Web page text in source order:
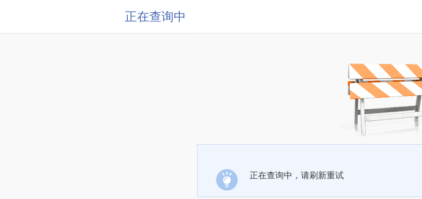
正在查询中
正在查询中，请刷新重试